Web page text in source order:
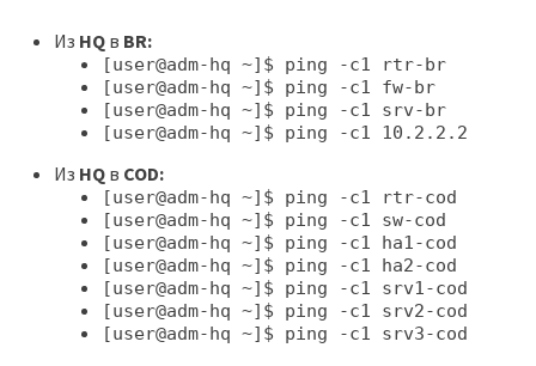
Из HQ в BR:
[user@adm-hq ~]$ ping -c1 rtr-br
[user@adm-hq ~]$ ping -c1 fw-br
[user@adm-hq ~]$ ping -c1 srv-br
[user@adm-hq ~]$ ping -c1 10.2.2.2
Из HQ в COD:
[user@adm-hq ~]$ ping -c1 rtr-cod
[user@adm-hq ~]$ ping -c1 sw-cod
[user@adm-hq ~]$ ping -c1 ha1-cod
[user@adm-hq ~]$ ping -c1 ha2-cod
[user@adm-hq ~]$ ping -c1 srv1-cod
[user@adm-hq ~]$ ping -c1 srv2-cod
[user@adm-hq ~]$ ping -c1 srv3-cod